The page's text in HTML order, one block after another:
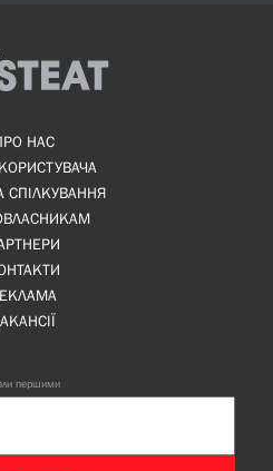
НАС
СПІЛКУВАННЯ
першими